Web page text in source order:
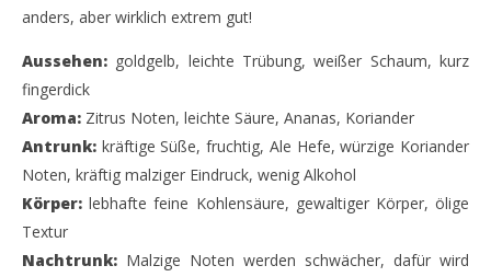
anders, aber wirklich extrem gut!
Aussehen: goldgelb, leichte Trübung, weißer Schaum, kurz
fingerdick
Aroma: Zitrus Noten, leichte Säure, Ananas, Koriander
Antrunk: kräftige Süße, fruchtig, Ale Hefe, würzige Koriander
Noten, kräftig malziger Eindruck, wenig Alkohol
Körper: lebhafte feine Kohlensäure, gewaltiger Körper, ölige
Textur
Nachtrunk: Malzige Noten werden schwächer, dafür wird